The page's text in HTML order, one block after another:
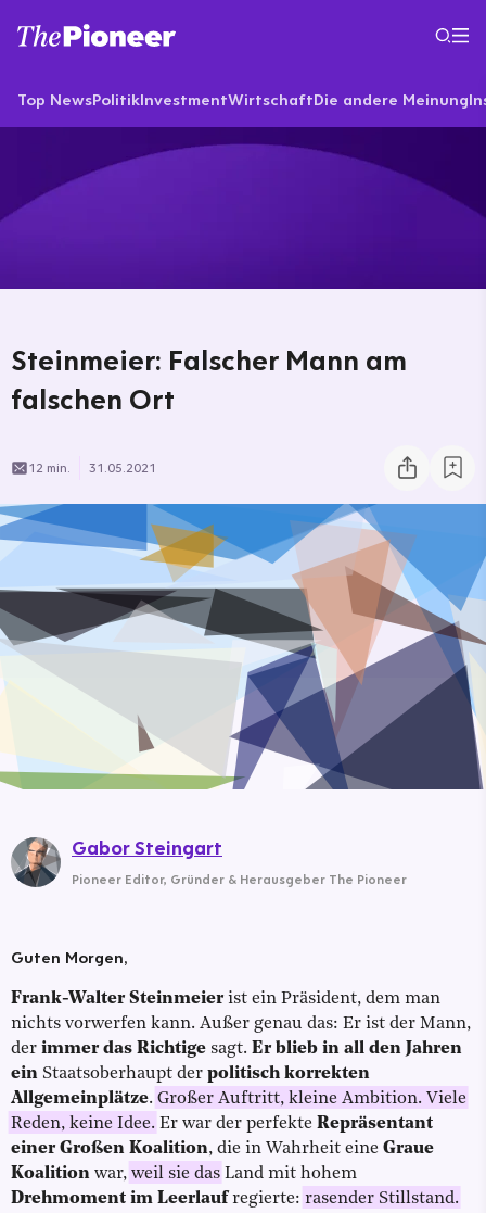
Top NewsPolitikInvestmentWirtschaftDie andere Meinung
Steinmeier: Falscher Mann am
falschen Ort
12 min. 31.05.2021
Guten Morgen,
Frank-Walter Steinmeierist ein Präsident, dem man
nichts vorwerfen kann. Außer genau das: Er ist der Mann,
der immer das Richtige sagt. Er blieb in all den Jahren
ein Staatsoberhaupt der politisch korrekten
Allgemeinplätze. Großer Auftritt, kleine Ambition. Viele
Reden, keine Idee. Er war der perfekte Repräsentant
einer Großen Koalition, die in Wahrheit eine Graue
Koalition war, weil sie das Land mit hohem
Drehmoment im Leerlaufregierte: rasender Stillstand.
Gabor Steingart
Pioneer Editor, Gründer & Herausgeber The Pioneer